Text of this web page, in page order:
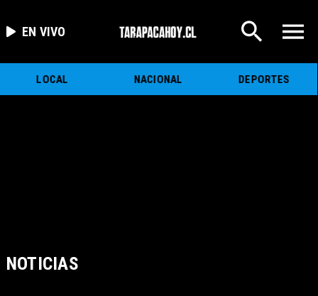
EN VIVO
LOCAL NACIONAL DEPORTES
NOTICIAS